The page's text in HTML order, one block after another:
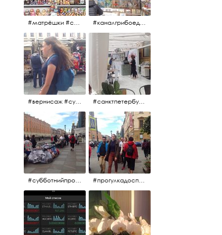
#матрёшки #сувениры #вернисаж #каналгрибоедова #санктпетербург #вернисаж #
#вернисаж #сувениры #картины #санктпетербург #летнеекафе
#субботнийпроменад #набережнаяканалагрибоедова #санктпетербург #прогулкадоспасаиобратно #санктпетербург #15july2017 #субботнийпитерскийдень #субботнийпроменад #послеобеда